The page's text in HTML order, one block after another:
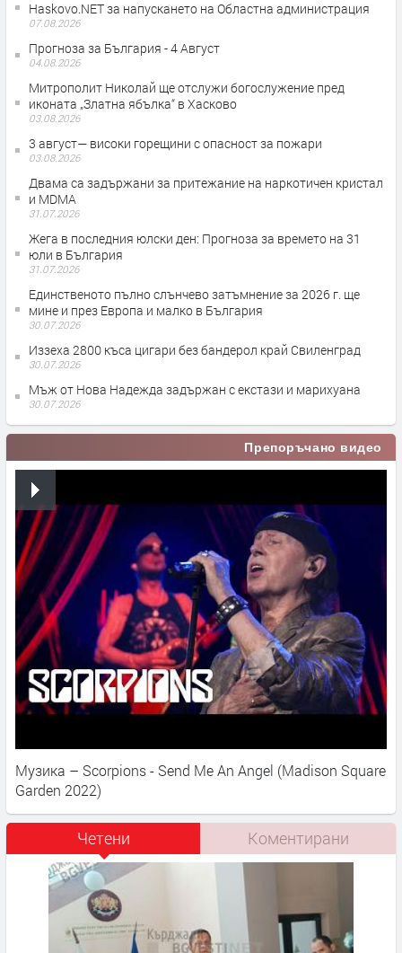
Haskovo.NET за напускането на Областна администрация
07.08.2026
Прогноза за България - 4 Август
04.08.2026
Митрополит Николай ще отслужи богослужение пред
иконата „Златна ябълка“ в Хасково
03.08.2026
3 август— високи горещини с опасност за пожари
03.08.2026
Двама са задържани за притежание на наркотичен кристал
и MDMA
31.07.2026
Жега в последния юлски ден: Прогноза за времето на 31
юли в България
31.07.2026
Единственото пълно слънчево затъмнение за 2026 г. ще
мине и през Европа и малко в България
30.07.2026
Иззеха 2800 къса цигари без бандерол край Свиленград
30.07.2026
Мъж от Нова Надежда задържан с екстази и марихуана
30.07.2026
Препоръчано видео
Музика – Scorpions - Send Me An Angel (Madison Square
Garden 2022)
Четени Коментирани